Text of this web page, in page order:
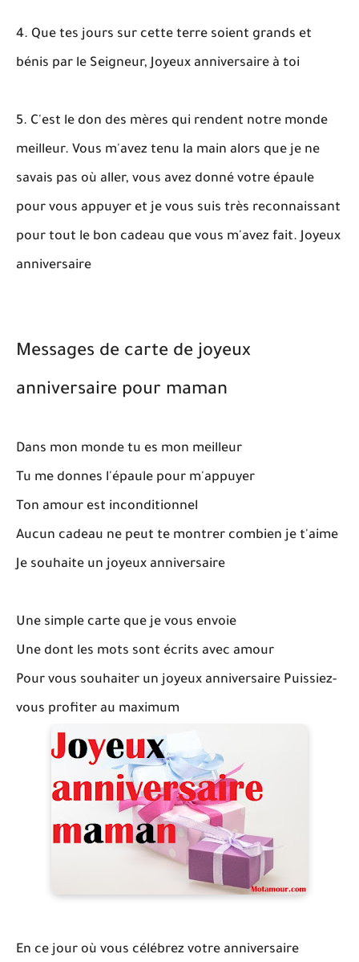
4. Que tes jours sur cette terre soient grands et
bénis par le Seigneur, Joyeux anniversaire à toi
5. C'est le don des mères qui rendent notre monde
meilleur. Vous m'avez tenu la main alors que je ne
savais pas où aller, vous avez donné votre épaule
pour vous appuyer et je vous suis très reconnaissant
pour tout le bon cadeau que vous m'avez fait. Joyeux
anniversaire
Messages de carte de joyeux
anniversaire pour maman
Dans mon monde tu es mon meilleur
Tu me donnes l'épaule pour m'appuyer
Ton amour est inconditionnel
Aucun cadeau ne peut te montrer combien je t'aime
Je souhaite un joyeux anniversaire
Une simple carte que je vous envoie
Une dont les mots sont écrits avec amour
Pour vous souhaiter un joyeux anniversaire Puissiez-
vous profiter au maximum
En ce jour où vous célébrez votre anniversaire